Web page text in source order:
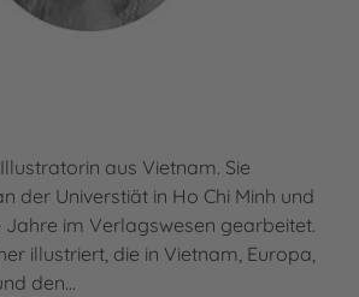
aus Vietnam. Sie
der Universtiät in Ho Chi Minh und
Jahre im Verlagswesen gearbeitet.
illustriert, die in Vietnam, Europa,
den…